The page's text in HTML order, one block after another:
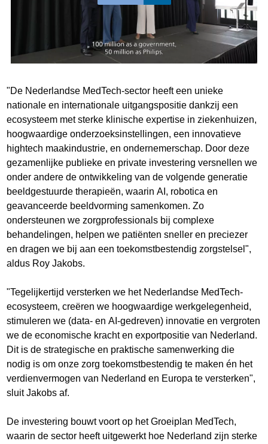
"De Nederlandse MedTech-sector heeft een unieke
nationale en internationale uitgangspositie dankzij een
ecosysteem met sterke klinische expertise in ziekenhuizen,
hoogwaardige onderzoeksinstellingen, een innovatieve
hightech maakindustrie, en ondernemerschap. Door deze
gezamenlijke publieke en private investering versnellen we
onder andere de ontwikkeling van de volgende generatie
beeldgestuurde therapieën, waarin AI, robotica en
geavanceerde beeldvorming samenkomen. Zo
ondersteunen we zorgprofessionals bij complexe
behandelingen, helpen we patiënten sneller en preciezer
en dragen we bij aan een toekomstbestendig zorgstelsel",
aldus Roy Jakobs.
"Tegelijkertijd versterken we het Nederlandse MedTech-
ecosysteem, creëren we hoogwaardige werkgelegenheid,
stimuleren we (data- en AI-gedreven) innovatie en vergroten
we de economische kracht en exportpositie van Nederland.
Dit is de strategische en praktische samenwerking die
nodig is om onze zorg toekomstbestendig te maken én het
verdienvermogen van Nederland en Europa te versterken",
sluit Jakobs af.
De investering bouwt voort op het Groeiplan MedTech,
waarin de sector heeft uitgewerkt hoe Nederland zijn sterke